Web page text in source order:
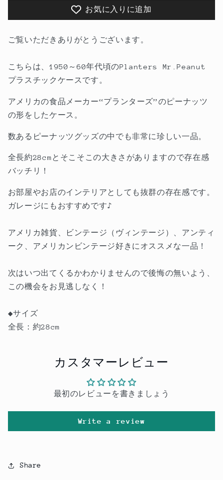
ラ
チ
ク
ケ
ー
ス
数
を
減
ら
プ
ラ
チ
ク
ケ
ー
数
を
や
す
お気に入りに追加
ご覧いただきありがとうございます。
こちらは、1950～60年代頃のPlanters Mr.Peanut
プラスチックケースです。
アメリカの食品メーカー“プランターズ”のピーナッツ
の形をしたケース。
数あるピーナッツグッズの中でも非常に珍しい一品。
全長約28cmとそこそこの大きさがありますので存在感
バッチリ！
お部屋やお店のインテリアとしても抜群の存在感です。
ガレージにもおすすめです♪
アメリカ雑貨、ビンテージ（ヴィンテージ）、アンティ
ーク、アメリカンビンテージ好きにオススメな一品！
次はいつ出てくるかわかりませんので後悔の無いよう、
この機会をお見逃しなく！
◆サイズ
全長：約28cm
カスタマーレビュー
最初のレビューを書きましょう
Write a review
Share